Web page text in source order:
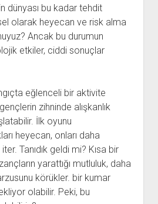
dünyası bu kadar tehdit
olarak heyecan ve risk alma
Ancak bu durumun
etkiler, ciddi sonuçlar
eğlenceli bir aktivite
zihninde alışkanlık
İlk oyunu
heyecan, onları daha
Tanıdık geldi mi? Kısa bir
yarattığı mutluluk, daha
körükler. bir kumar
olabilir. Peki, bu